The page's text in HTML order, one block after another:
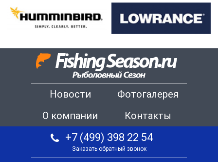
Новости
Фотогалерея
О компании
Контакты
+7 (499) 398 22 54
Заказать обратный звонок